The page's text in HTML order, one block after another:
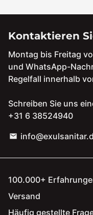
Kontaktieren
Montag bis Freitag
und WhatsApp-
Regelfall innerhalb
Schreiben Sie uns
+31 6 38524940
email
100.000+
Versand
Häufig gestellte